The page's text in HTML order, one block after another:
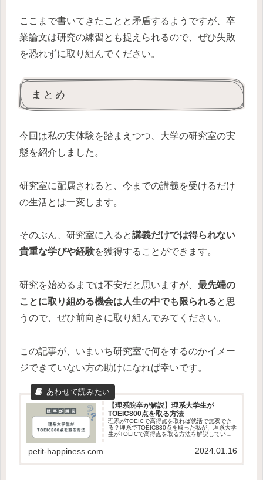
ここまで書いてきたことと矛盾するようですが、卒
業論文は研究の練習とも捉えられるので、ぜひ失敗
を恐れずに取り組んでください。
まとめ
今回は私の実体験を踏まえつつ、大学の研究室の実
態を紹介しました。
研究室に配属されると、今までの講義を受けるだけ
の生活とは一変します。
そのぶん、研究室に入ると講義だけでは得られない
貴重な学びや経験を獲得することができます。
研究を始めるまでは不安だと思いますが、 最先端の
ことに取り組める機会は人生の中でも限られると思
うので、ぜひ前向きに取り組んでみてください。
この記事が、いまいち研究室で何をするのかイメー
ジできていない方の助けになれば幸いです。
【理系院卒が解説】理系大学生が
TOEIC800点を取る方法
理系がTOEICで高得点を取れば就活で無双でき
る？理系でTOEIC830点を取った私が、理系大学
生がTOEICで高得点を取る方法を解説していま
petit-happiness.com 2024.01.16